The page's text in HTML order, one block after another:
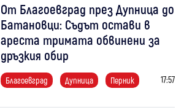
От Благоевград през Дупница до
Батановци: Съдът остави в
ареста тримата обвинени за
дръзкия обир
Благоевград Дупница Перник 17:57